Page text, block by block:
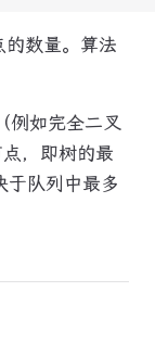
数量。算法
例如完全二叉
，即树的最
于队列中最多